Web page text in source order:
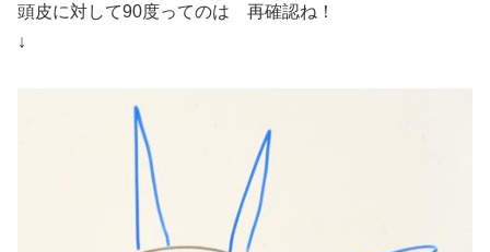
頭皮に対して90度ってのは 再確認ね！
↓